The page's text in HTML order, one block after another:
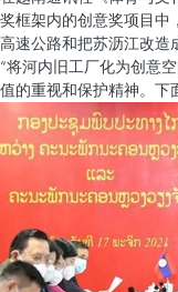
奖框架内的创意奖项目中
高速公路和把苏沥江改造
“将河内旧工厂化为创意
值的重视和保护精神。下